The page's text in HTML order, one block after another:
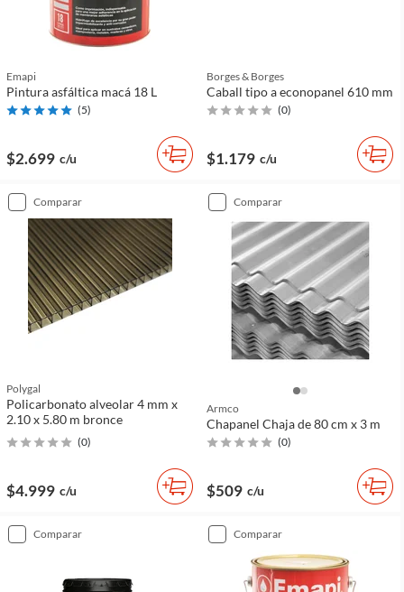
Emapi
Pintura asfáltica macá 18 L
(5)
$2.699 c/u
Borges & Borges
Caball tipo a econopanel 610 mm
(0)
$1.179 c/u
comparar
Polygal
Policarbonato alveolar 4 mm x
2.10 x 5.80 m bronce
(0)
$4.999 c/u
comparar
Armco
Chapanel Chaja de 80 cm x 3 m
(0)
$509 c/u
comparar comparar